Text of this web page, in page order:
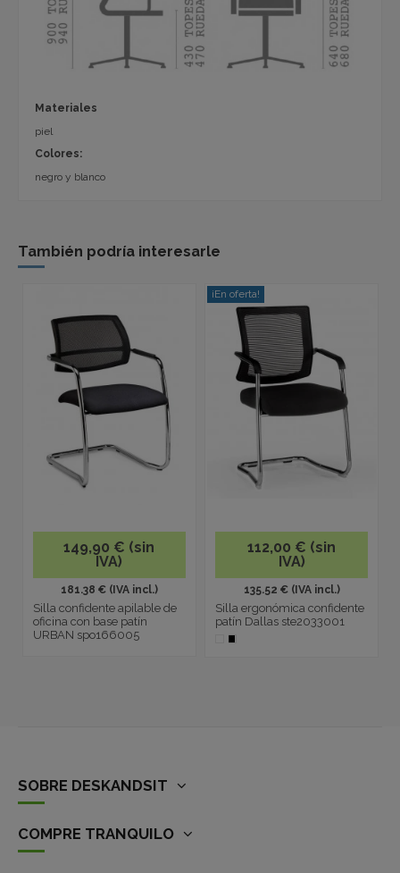
Materiales
piel
Colores:
negro y blanco
También podría interesarle
149,90 € (sin
IVA)
181.38 € (IVA incl.)
Silla confidente apilable de
oficina con base patín
URBAN spo166005
¡En oferta!
112,00 € (sin
IVA)
135.52 € (IVA incl.)
Silla ergonómica confidente
patín Dallas ste2033001
SOBRE DESKANDSIT
COMPRE TRANQUILO